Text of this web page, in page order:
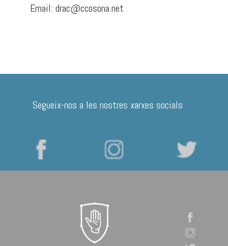
Email: drac@ccosona.net
Segueix-nos a les nostres xarxes socials